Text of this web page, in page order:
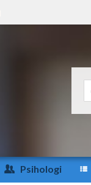
Psihologi